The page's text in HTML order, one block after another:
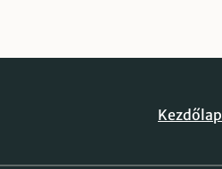
Kezdőlap